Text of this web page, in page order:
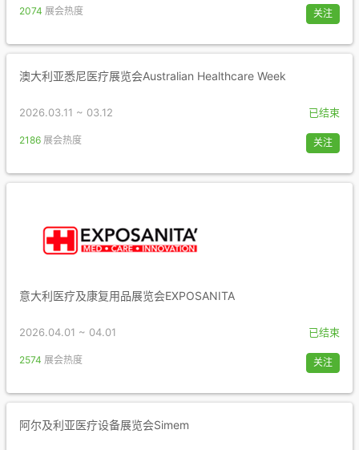
2074 展会热度 关注
澳大利亚悉尼医疗展览会Australian Healthcare Week
2026.03.11 ~ 03.12 已结束
2186 展会热度 关注
意大利医疗及康复用品展览会EXPOSANITA
2026.04.01 ~ 04.01 已结束
2574 展会热度 关注
阿尔及利亚医疗设备展览会Simem